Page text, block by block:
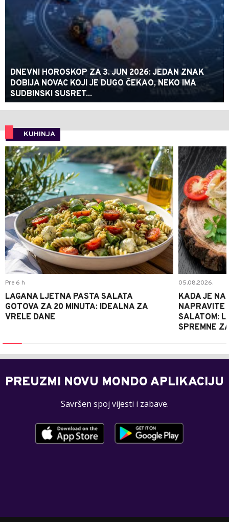
DNEVNI HOROSKOP ZA 3. JUN 2026: JEDAN ZNAK
DOBIJA NOVAC KOJI JE DUGO ČEKAO, NEKO IMA
SUDBINSKI SUSRET...
KUHINJA
0
Pre 6 h
LAGANA LJETNA PASTA SALATA
GOTOVA ZA 20 MINUTA: IDEALNA ZA
VRELE DANE
05.08.2026.
KADA JE
NAPRAVITE
SALATOM:
SPREMNE
PREUZMI NOVU MONDO APLIKACIJU
Savršen spoj vijesti i zabave.